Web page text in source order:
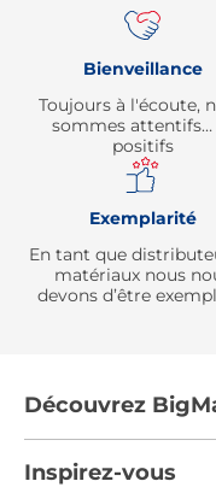
Bienveillance
Toujours à l'écoute,
sommes attentifs…
positifs
Exemplarité
En tant que
matériaux nous
devons d’être
Découvrez
Inspirez-vous